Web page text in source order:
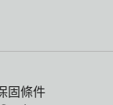
固條件